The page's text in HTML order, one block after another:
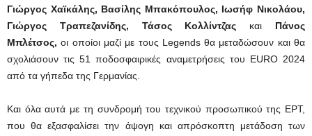
Γιώργος Χαϊκάλης, Βασίλης Μπακόπουλος, Ιωσήφ Νικολάου,
Γιώργος Τραπεζανίδης, Τάσος Κολλίντζας και Πάνος
Μπλέτσος, οι οποίοι μαζί με τους Legends θα μεταδώσουν και θα
σχολιάσουν τις 51 ποδοσφαιρικές αναμετρήσεις του EURO 2024
από τα γήπεδα της Γερμανίας.
Και όλα αυτά με τη συνδρομή του τεχνικού προσωπικού της ΕΡΤ,
που θα εξασφαλίσει την άψογη και απρόσκοπτη μετάδοση των